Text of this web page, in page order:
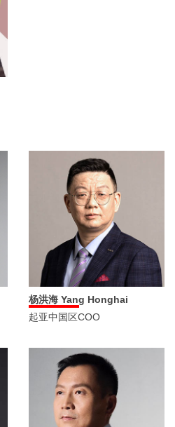
杨洪海 Yang Honghai
起亚中国区COO